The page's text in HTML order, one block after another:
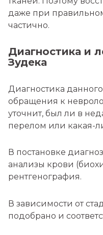
даже при
частично.
Диагностика и
Зудека
Диагностика
обращения к
уточнит, был ли в
перелом или какая-
В постановке
анализы крови
рентгенография.
В зависимости от
подобрано и